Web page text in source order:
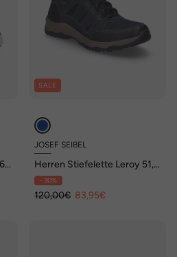
SALE
JOSEF SEIBEL
Herren Stiefelette Leroy 51,
indigo-kombi
- 30%
120,00€ 83,95€